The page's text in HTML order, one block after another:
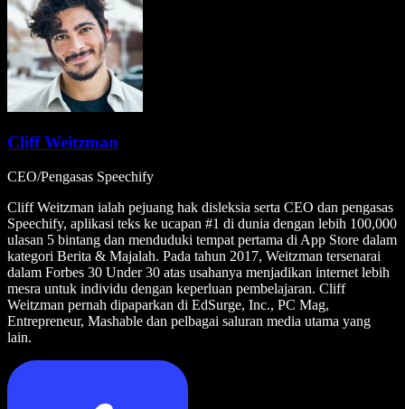
Cliff Weitzman
CEO/Pengasas Speechify
Cliff Weitzman ialah pejuang hak disleksia serta CEO dan pengasas
Speechify, aplikasi teks ke ucapan #1 di dunia dengan lebih 100,000
ulasan 5 bintang dan menduduki tempat pertama di App Store dalam
kategori Berita & Majalah. Pada tahun 2017, Weitzman tersenarai
dalam Forbes 30 Under 30 atas usahanya menjadikan internet lebih
mesra untuk individu dengan keperluan pembelajaran. Cliff
Weitzman pernah dipaparkan di EdSurge, Inc., PC Mag,
Entrepreneur, Mashable dan pelbagai saluran media utama yang
lain.